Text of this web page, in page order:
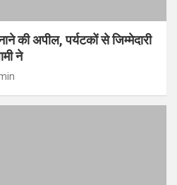
की अपील, पर्यटकों से जिम्मेदारी
ने